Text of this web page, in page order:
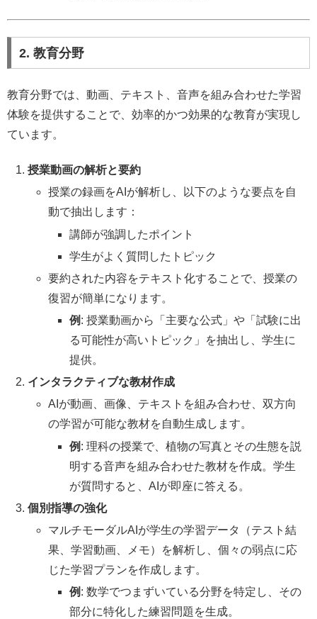
2. 教育分野
教育分野では、動画、テキスト、音声を組み合わせた学習
体験を提供することで、効率的かつ効果的な教育が実現し
ています。
授業動画の解析と要約
授業の録画をAIが解析し、以下のような要点を自
動で抽出します：
講師が強調したポイント
学生がよく質問したトピック
要約された内容をテキスト化することで、授業の
復習が簡単になります。
例 : 授業動画から「主要な公式」や「試験に出
る可能性が高いトピック」を抽出し、学生に
提供。
インタラクティブな教材作成
AIが動画、画像、テキストを組み合わせ、双方向
の学習が可能な教材を自動生成します。
例 : 理科の授業で、植物の写真とその生態を説
明する音声を組み合わせた教材を作成。学生
が質問すると、AIが即座に答える。
個別指導の強化
マルチモーダルAIが学生の学習データ（テスト結
果、学習動画、メモ）を解析し、個々の弱点に応
じた学習プランを作成します。
例 : 数学でつまずいている分野を特定し、その
部分に特化した練習問題を生成。